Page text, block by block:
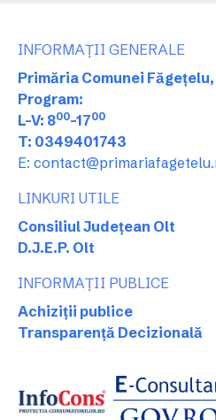
INFORMAȚII GENERALE
Primăria Comunei
Program:
L-V: 800-1700
T: 0349401743
E:
LINKURI UTILE
Consiliul Județean Olt
D.J.E.P. Olt
INFORMAȚII PUBLICE
Achiziții publice
Transparență Decizională